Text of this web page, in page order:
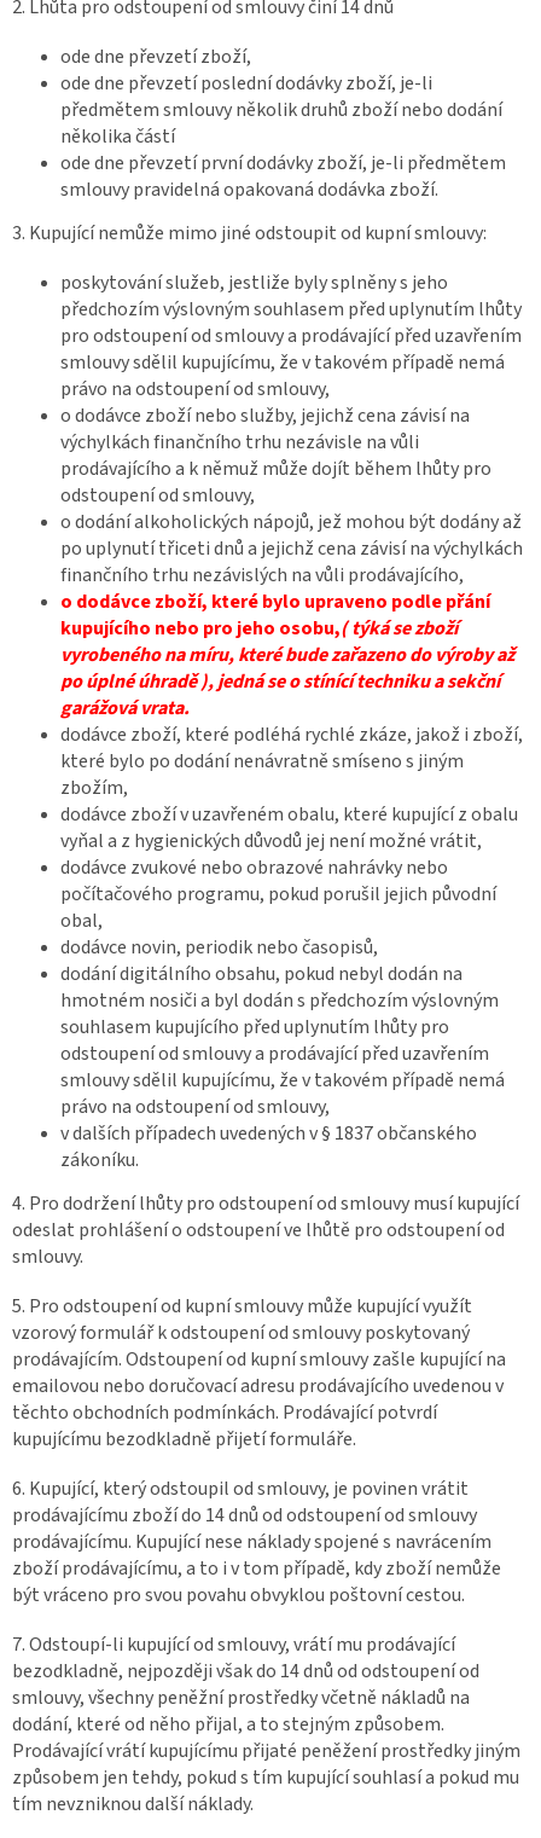
2. Lhůta pro odstoupení od smlouvy činí 14 dnů
ode dne převzetí zboží,
ode dne převzetí poslední dodávky zboží, je-li
předmětem smlouvy několik druhů zboží nebo dodání
několika částí
ode dne převzetí první dodávky zboží, je-li předmětem
smlouvy pravidelná opakovaná dodávka zboží.
3. Kupující nemůže mimo jiné odstoupit od kupní smlouvy:
poskytování služeb, jestliže byly splněny s jeho
předchozím výslovným souhlasem před uplynutím lhůty
pro odstoupení od smlouvy a prodávající před uzavřením
smlouvy sdělil kupujícímu, že v takovém případě nemá
právo na odstoupení od smlouvy,
o dodávce zboží nebo služby, jejichž cena závisí na
výchylkách finančního trhu nezávisle na vůli
prodávajícího a k němuž může dojít během lhůty pro
odstoupení od smlouvy,
o dodání alkoholických nápojů, jež mohou být dodány až
po uplynutí třiceti dnů a jejichž cena závisí na výchylkách
finančního trhu nezávislých na vůli prodávajícího,
o dodávce zboží, které bylo upraveno podle přání
kupujícího nebo pro jeho osobu,( týká se zboží
vyrobeného na míru, které bude zařazeno do výroby až
po úplné úhradě ), jedná se o stínící techniku a sekční
garážová vrata.
dodávce zboží, které podléhá rychlé zkáze, jakož i zboží,
které bylo po dodání nenávratně smíseno s jiným
zbožím,
dodávce zboží v uzavřeném obalu, které kupující z obalu
vyňal a z hygienických důvodů jej není možné vrátit,
dodávce zvukové nebo obrazové nahrávky nebo
počítačového programu, pokud porušil jejich původní
obal,
dodávce novin, periodik nebo časopisů,
dodání digitálního obsahu, pokud nebyl dodán na
hmotném nosiči a byl dodán s předchozím výslovným
souhlasem kupujícího před uplynutím lhůty pro
odstoupení od smlouvy a prodávající před uzavřením
smlouvy sdělil kupujícímu, že v takovém případě nemá
právo na odstoupení od smlouvy,
v dalších případech uvedených v § 1837 občanského
zákoníku.
4. Pro dodržení lhůty pro odstoupení od smlouvy musí kupující
odeslat prohlášení o odstoupení ve lhůtě pro odstoupení od
smlouvy.
5. Pro odstoupení od kupní smlouvy může kupující využít
vzorový formulář k odstoupení od smlouvy poskytovaný
prodávajícím. Odstoupení od kupní smlouvy zašle kupující na
emailovou nebo doručovací adresu prodávajícího uvedenou v
těchto obchodních podmínkách. Prodávající potvrdí
kupujícímu bezodkladně přijetí formuláře.
6. Kupující, který odstoupil od smlouvy, je povinen vrátit
prodávajícímu zboží do 14 dnů od odstoupení od smlouvy
prodávajícímu. Kupující nese náklady spojené s navrácením
zboží prodávajícímu, a to i v tom případě, kdy zboží nemůže
být vráceno pro svou povahu obvyklou poštovní cestou.
7. Odstoupí-li kupující od smlouvy, vrátí mu prodávající
bezodkladně, nejpozději však do 14 dnů od odstoupení od
smlouvy, všechny peněžní prostředky včetně nákladů na
dodání, které od něho přijal, a to stejným způsobem.
Prodávající vrátí kupujícímu přijaté peněžení prostředky jiným
způsobem jen tehdy, pokud s tím kupující souhlasí a pokud mu
tím nevzniknou další náklady.